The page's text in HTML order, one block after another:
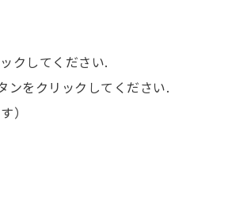
クしてください.
をクリックしてください.
）